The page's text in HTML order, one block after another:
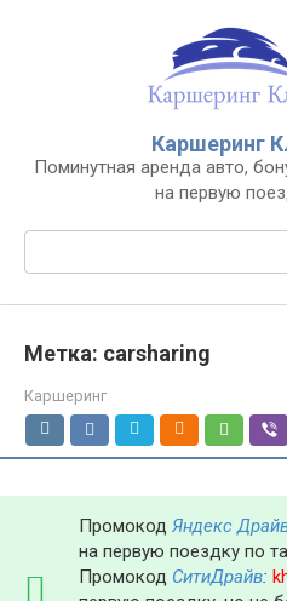
Каршеринг
Поминутная аренда авто,
на первую
Поиск:
Метка: carsharing
Каршеринг
Промокод Яндекс
на первую поездку по
Промокод СитиДрайв: